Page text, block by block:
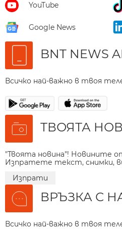
YouTube
Google News
BNT NEWS
Всичко най-важно в твоя
ТВОЯТА
"Твоята новина"! Новините
Изпратете текст, снимки,
Изпрати
ВРЪЗКА С
Всичко най-важно в твоя